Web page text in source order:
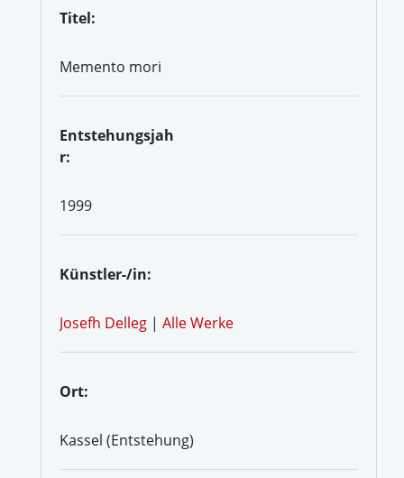
Titel:
Memento mori
Entstehungsjah
r:
1999
Künstler-/in:
Josefh Delleg | Alle Werke
Ort:
Kassel (Entstehung)